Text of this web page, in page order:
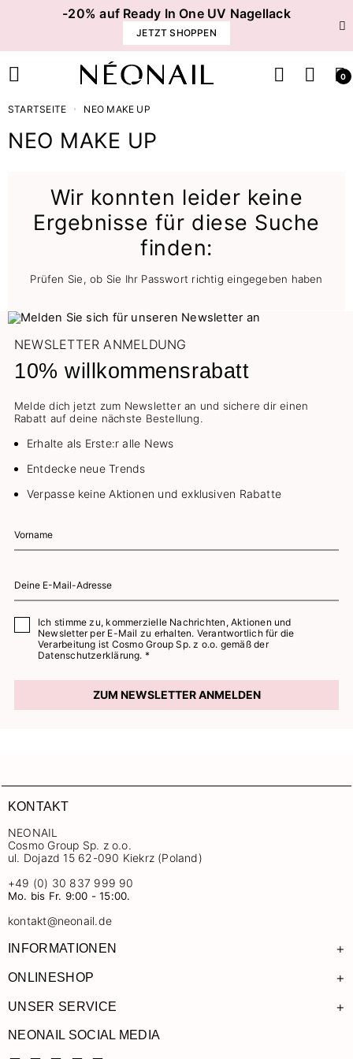
-20% auf Ready In One UV Nagellack
JETZT SHOPPEN
0
STARTSEITE NEO MAKE UP
NEO MAKE UP
Wir konnten leider keine
Ergebnisse für diese Suche
finden:
Prüfen Sie, ob Sie Ihr Passwort richtig eingegeben haben
NEWSLETTER ANMELDUNG
10% willkommensrabatt
Melde dich jetzt zum Newsletter an und sichere dir einen
Rabatt auf deine nächste Bestellung.
Erhalte als Erste:r alle News
Entdecke neue Trends
Verpasse keine Aktionen und exklusiven Rabatte
Ich stimme zu, kommerzielle Nachrichten, Aktionen und
Newsletter per E-Mail zu erhalten. Verantwortlich für die
Verarbeitung ist Cosmo Group Sp. z o.o. gemäß der
Datenschutzerklärung. *
ZUM NEWSLETTER ANMELDEN
KONTAKT
NEONAIL
Cosmo Group Sp. z o.o.
ul. Dojazd 15 62-090 Kiekrz (Poland)
+49 (0) 30 837 999 90
Mo. bis Fr. 9:00 - 15:00.
kontakt@neonail.de
INFORMATIONEN +
ONLINESHOP +
UNSER SERVICE +
NEONAIL SOCIAL MEDIA